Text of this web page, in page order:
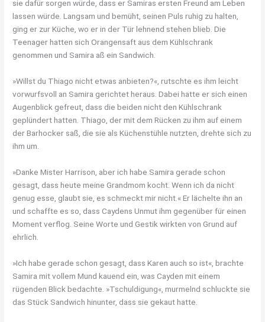
sie dafür sorgen würde, dass er Samiras ersten Freund am Leben
lassen würde. Langsam und bemüht, seinen Puls ruhig zu halten,
ging er zur Küche, wo er in der Tür lehnend stehen blieb. Die
Teenager hatten sich Orangensaft aus dem Kühlschrank
genommen und Samira aß ein Sandwich.
»Willst du Thiago nicht etwas anbieten?«, rutschte es ihm leicht
vorwurfsvoll an Samira gerichtet heraus. Dabei hatte er sich einen
Augenblick gefreut, dass die beiden nicht den Kühlschrank
geplündert hatten. Thiago, der mit dem Rücken zu ihm auf einem
der Barhocker saß, die sie als Küchenstühle nutzten, drehte sich zu
ihm um.
»Danke Mister Harrison, aber ich habe Samira gerade schon
gesagt, dass heute meine Grandmom kocht. Wenn ich da nicht
genug esse, glaubt sie, es schmeckt mir nicht.« Er lächelte ihn an
und schaffte es so, dass Caydens Unmut ihm gegenüber für einen
Moment verflog. Seine Worte und Gestik wirkten von Grund auf
ehrlich.
»Ich habe gerade schon gesagt, dass Karen auch so ist«, brachte
Samira mit vollem Mund kauend ein, was Cayden mit einem
rügenden Blick bedachte. »Tschuldigung«, murmelnd schluckte sie
das Stück Sandwich hinunter, dass sie gekaut hatte.